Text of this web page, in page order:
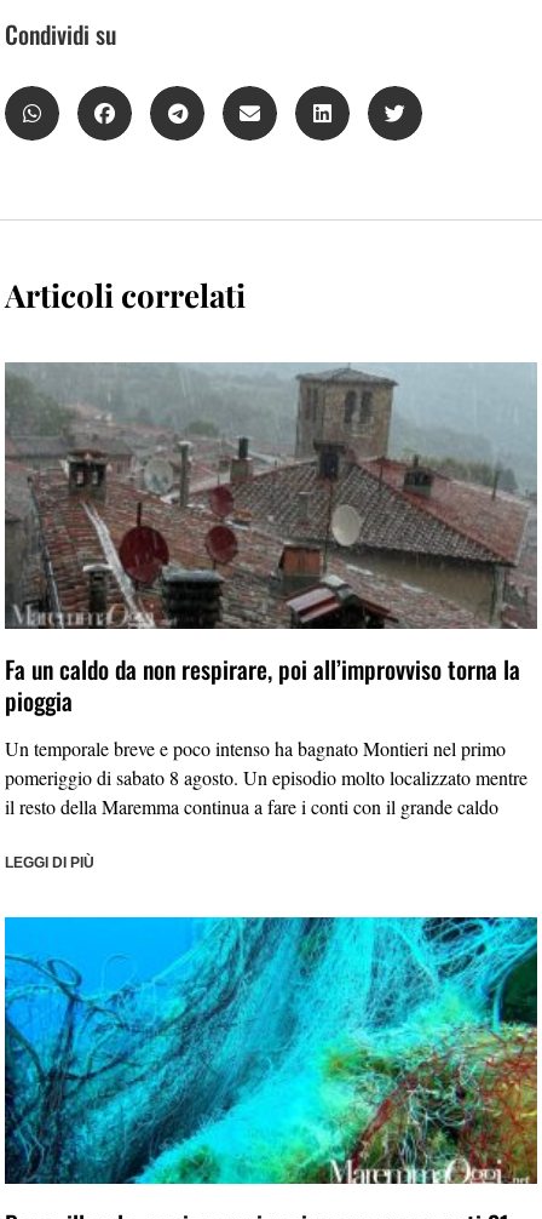
Condividi su
Articoli correlati
Fa un caldo da non respirare, poi all’improvviso torna la
pioggia
Un temporale breve e poco intenso ha bagnato Montieri nel primo
pomeriggio di sabato 8 agosto. Un episodio molto localizzato mentre
il resto della Maremma continua a fare i conti con il grande caldo
LEGGI DI PIÙ